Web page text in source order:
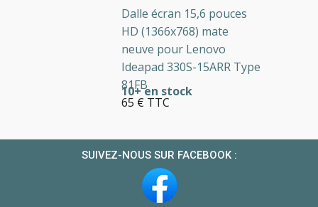
10+ en stock
Dalle écran 15,6 pouces
HD (1366x768) mate
neuve pour Lenovo
Ideapad 330S-15ARR Type
81FB
65 € TTC
SUIVEZ-NOUS SUR FACEBOOK :